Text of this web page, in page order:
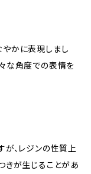
かに表現しまし
な角度での表情を
が、レジンの性質上
が生じることがあ